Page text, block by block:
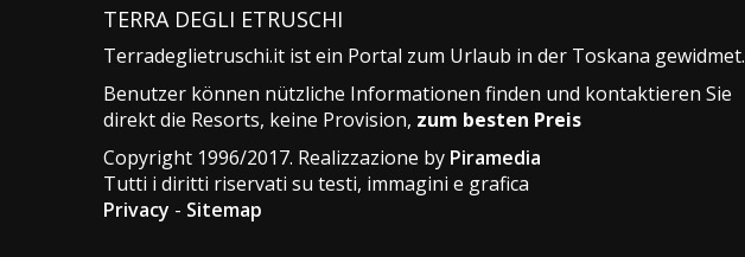
TERRA DEGLI ETRUSCHI
Terradeglietruschi.it ist ein Portal zum Urlaub in der Toskana gewidmet.
Benutzer können nützliche Informationen finden und kontaktieren Sie
direkt die Resorts, keine Provision, zum besten Preis
Copyright 1996/2017. Realizzazione by Piramedia
Tutti i diritti riservati su testi, immagini e grafica
Privacy - Sitemap